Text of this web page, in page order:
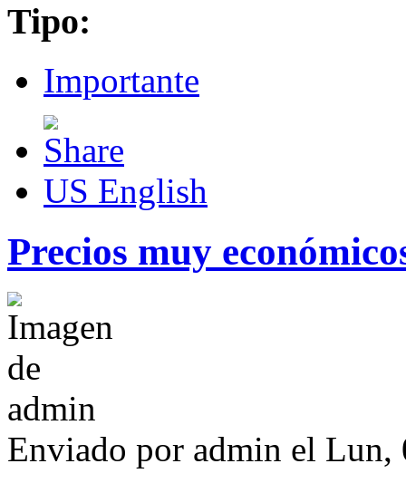
Tipo:
Importante
US English
Precios muy
Enviado por admin el Lun,